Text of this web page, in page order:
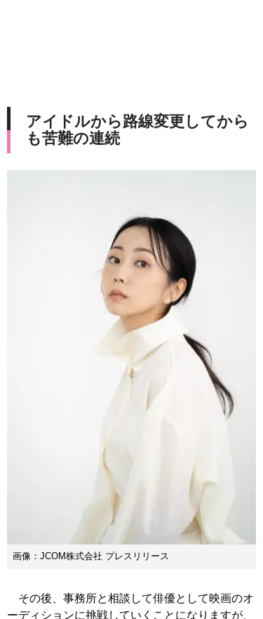
アイドルから路線変更してから
も苦難の連続
画像：JCOM株式会社 プレスリリース
その後、事務所と相談して俳優として映画のオ
ーディションに挑戦していくことになりますが、